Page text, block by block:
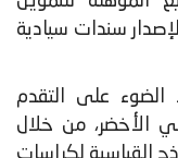
سندات سيادية
الضوء على التقدم
الأخضر، من خلال
القياسية لكراسات